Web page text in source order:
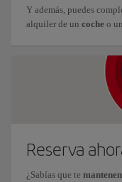
Y además, puedes
alquiler de un coche o un
Reserva
¿Sabías que te